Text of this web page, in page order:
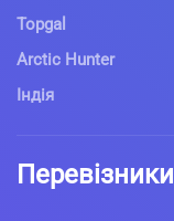
Topgal
Arctic Hunter
Індія
Перевізники